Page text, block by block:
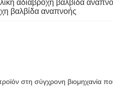
αδιάβροχη βαλβίδα
βαλβίδα αναπνοής
στη σύγχρονη βιομηχανία